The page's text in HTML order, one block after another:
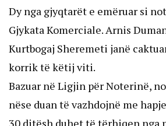
Dy nga gjyqtarët e emëruar si
Gjykata Komerciale. Arnis
Kurtbogaj Sheremeti janë
korrik të këtij viti.
Bazuar në Ligjin për Noterinë,
nëse duan të vazhdojnë me
30 ditësh duhet të tërhiqen nga